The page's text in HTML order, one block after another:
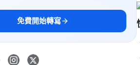
免費開始轉寫